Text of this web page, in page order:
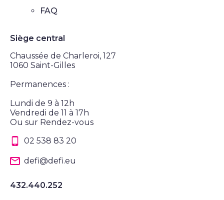
FAQ
Siège central
Chaussée de Charleroi, 127
1060 Saint-Gilles
Permanences :
Lundi de 9 à 12h
Vendredi de 11 à 17h
Ou sur Rendez-vous
02 538 83 20
defi@defi.eu
432.440.252